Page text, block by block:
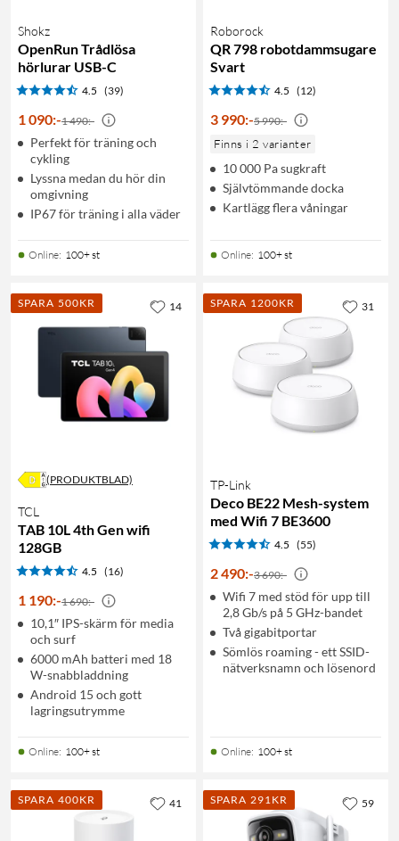
Shokz
OpenRun Trådlösa
hörlurar USB-C
4.5 (39)
1 090:-1 490:-
Perfekt för träning och
cykling
Lyssna medan du hör din
omgivning
IP67 för träning i alla väder
Online: 100+ st
Roborock
QR 798 robotdammsugare
Svart
4.5 (12)
3 990:-5 990:-
Finns i 2 varianter
10 000 Pa sugkraft
Självtömmande docka
Kartlägg flera våningar
Online: 100+ st
SPARA 500KR
(PRODUKTBLAD)
TCL
TAB 10L 4th Gen wifi
128GB
4.5 (16)
1 190:-1 690:-
10,1″ IPS-skärm för media
och surf
6000 mAh batteri med 18
W-snabbladdning
Android 15 och gott
lagringsutrymme
Online: 100+ st
14 SPARA 1200KR
TP-Link
Deco BE22 Mesh-system
med Wifi 7 BE3600
4.5 (55)
2 490:-3 690:-
Wifi 7 med stöd för upp till
2,8 Gb/s på 5 GHz-bandet
Två gigabitportar
Sömlös roaming - ett SSID-
nätverksnamn och lösenord
Online: 100+ st
31
SPARA 400KR 41 SPARA 291KR 59